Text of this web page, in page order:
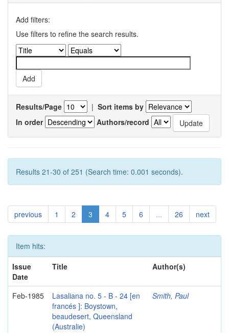
Add filters:
Use filters to refine the search results.
Results/Page | Sort items by
In order
Authors/record
Results 21-30 of 251 (Search time: 0.001 seconds).
previous 1 2 3 4 5 6 ... 26 next
Item hits:
Issue
Date
Title Author(s)
Feb-1985
Lasaliana no. 5 - B - 24 [en
francés ]: Boystown,
beaudesert, Queensland
(Australie)
Smith, Paul